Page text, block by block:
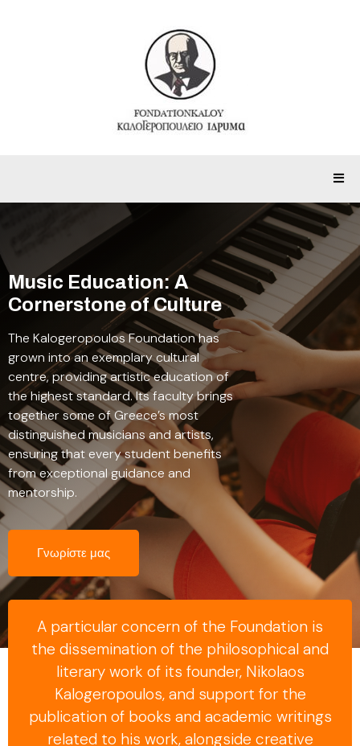
Home
Music Education: A
Cornerstone of Culture
The Kalogeropoulos Foundation has
grown into an exemplary cultural
centre, providing artistic education of
the highest standard. Its faculty brings
together some of Greece’s most
distinguished musicians and artists,
ensuring that every student benefits
from exceptional guidance and
mentorship.
Γνωρίστε μας
A particular concern of the Foundation is
the dissemination of the philosophical and
literary work of its founder, Nikolaos
Kalogeropoulos, and support for the
publication of books and academic writings
related to his work, alongside creative